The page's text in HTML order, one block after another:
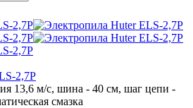
2,7P
13,6 м/с, шина - 40 см, шаг цепи -
смазка